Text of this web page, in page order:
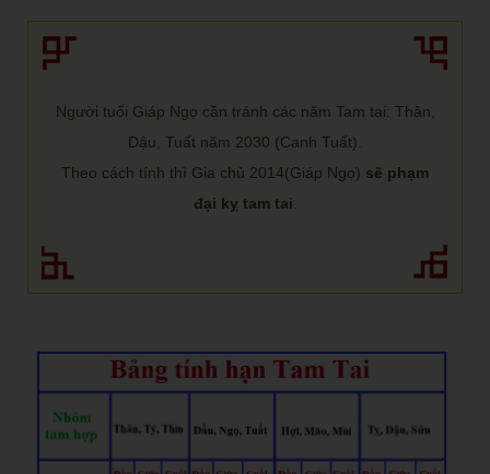
Người tuổi Giáp Ngọ cần tránh các năm Tam tai: Thân,
Dậu, Tuất năm 2030 (Canh Tuất).
Theo cách tính thì Gia chủ 2014(Giáp Ngọ) sẽ phạm
đại kỵ tam tai